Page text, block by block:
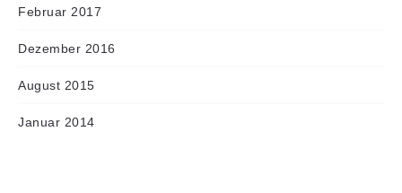
Februar 2017
Dezember 2016
August 2015
Januar 2014